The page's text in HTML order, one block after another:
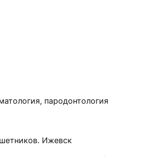
пародонтология
Ижевск